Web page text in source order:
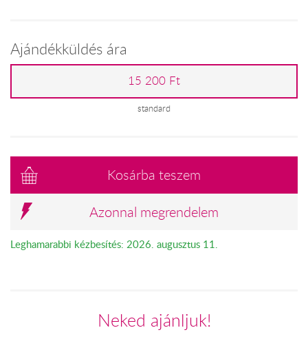
Ajándékküldés ára
15 200 Ft
standard
Kosárba teszem
Azonnal megrendelem
Leghamarabbi kézbesítés: 2026. augusztus 11.
Neked ajánljuk!